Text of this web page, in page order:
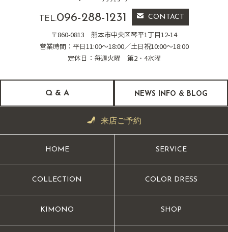
TEL.096-288-1231 CONTACT
〒860-0813 熊本市中央区琴平1丁目12-14
営業時間：平日11:00～18:00／土日祝10:00～18:00
定休日：毎週火曜 第2・4水曜
Q & A NEWS INFO & BLOG
来店ご予約
HOME SERVICE
COLLECTION COLOR DRESS
KIMONO SHOP